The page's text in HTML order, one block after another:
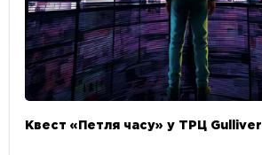
Квест «Петля часу» у ТРЦ Gulliver